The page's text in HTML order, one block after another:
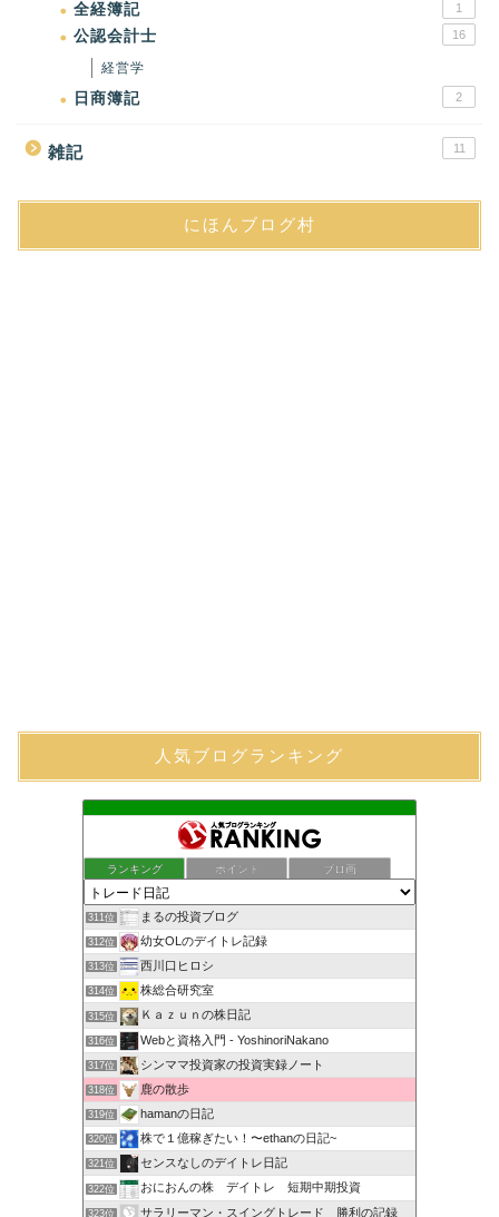
全経簿記 1
公認会計士 16
経営学
日商簿記 2
雑記 11
にほんブログ村
人気ブログランキング
ランキング ポイント ブロ画
311位 まるの投資ブログ
312位 幼女OLのデイトレ記録
313位 西川口ヒロシ
314位 株総合研究室
315位 Ｋａｚｕｎの株日記
316位 Webと資格入門 - YoshinoriNakano
317位 シンママ投資家の投資実録ノート
318位 鹿の散歩
319位 hamanの日記
320位 株で１億稼ぎたい！〜ethanの日記~
321位 センスなしのデイトレ日記
322位 おにおんの株 デイトレ 短期中期投資
323位 サラリーマン・スイングトレード 勝利の記録